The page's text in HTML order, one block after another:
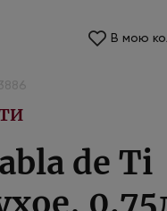
В мою
de Ti